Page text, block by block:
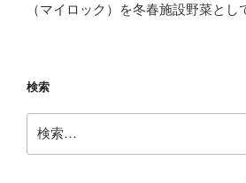
（マイロック）を冬春施設野菜とし
検索
索: